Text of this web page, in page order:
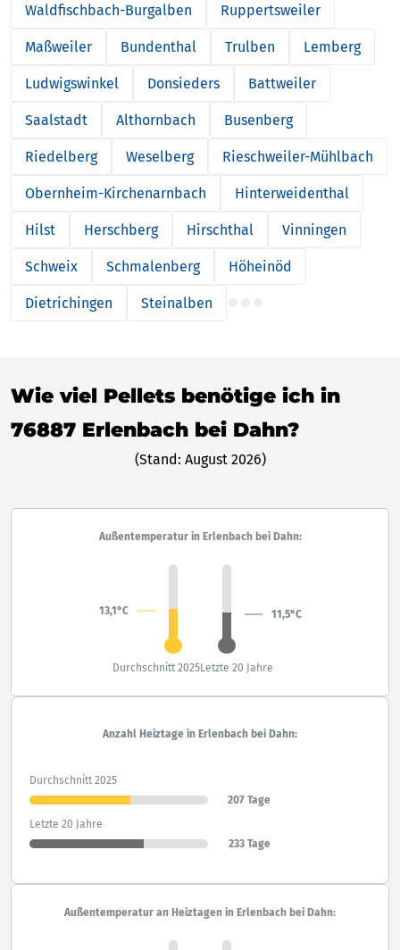
Waldfischbach-Burgalben Ruppertsweiler
Maßweiler Bundenthal Trulben Lemberg
Ludwigswinkel Donsieders Battweiler
Saalstadt Althornbach Busenberg
Riedelberg Weselberg Rieschweiler-Mühlbach
Obernheim-Kirchenarnbach Hinterweidenthal
Hilst Herschberg Hirschthal Vinningen
Schweix Schmalenberg Höheinöd
Dietrichingen Steinalben
Wie viel Pellets benötige ich in
76887 Erlenbach bei Dahn?
(Stand: August 2026)
Außentemperatur in Erlenbach bei Dahn:
13,1°C 11,5°C
Durchschnitt 2025Letzte 20 Jahre
Anzahl Heiztage in Erlenbach bei Dahn:
Durchschnitt 2025
207 Tage
Letzte 20 Jahre
233 Tage
Außentemperatur an Heiztagen in Erlenbach bei Dahn: